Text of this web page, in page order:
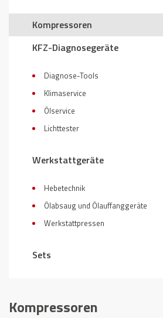
Kompressoren
KFZ-Diagnosegeräte
Diagnose-Tools
Klimaservice
Ölservice
Lichttester
Werkstattgeräte
Hebetechnik
Ölabsaug und Ölauffanggeräte
Werkstattpressen
Sets
Kompressoren